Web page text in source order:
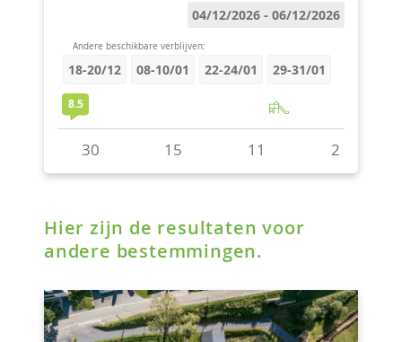
Hier zijn de resultaten voor
andere bestemmingen.